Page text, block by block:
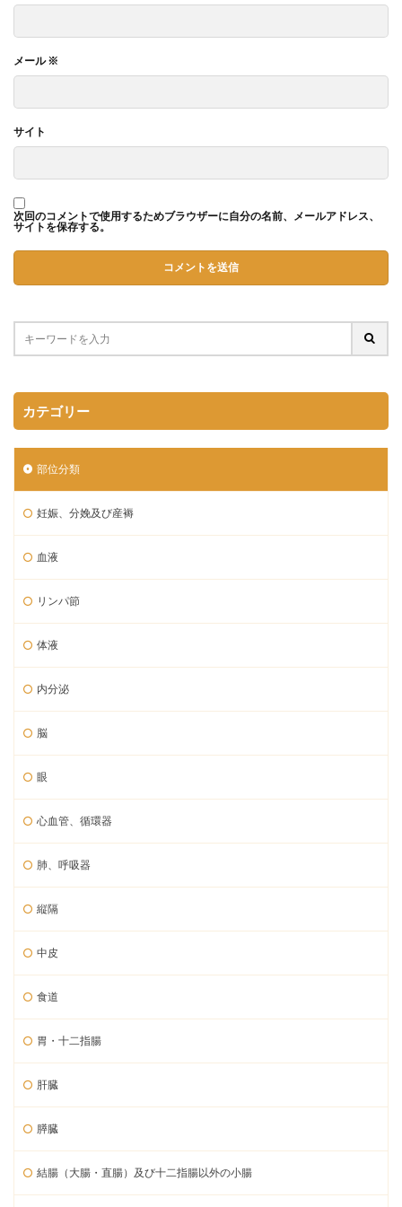
メール※
サイト
次回のコメントで使用するためブラウザーに自分の名前、メールアドレス、
サイトを保存する。
カテゴリー
部位分類
妊娠、分娩及び産褥
血液
リンパ節
体液
内分泌
脳
眼
心血管、循環器
肺、呼吸器
縦隔
中皮
食道
胃・十二指腸
肝臓
膵臓
結腸（大腸・直腸）及び十二指腸以外の小腸